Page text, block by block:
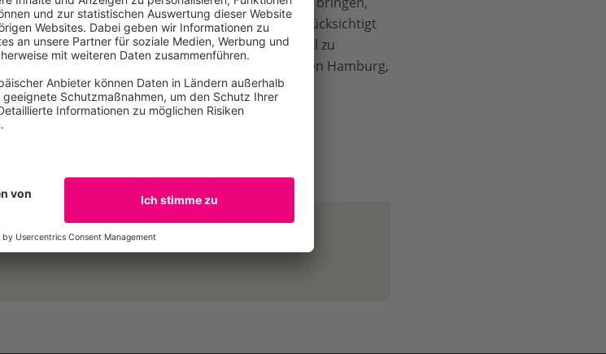
und schon am Anfang der Planungen besser berücksichtigt
Statt die Elbmündung ein neuntes Mal zu
der norddeutschen Seehäfen Hamburg,
und ökologisch der richtige Weg.
E-Mail